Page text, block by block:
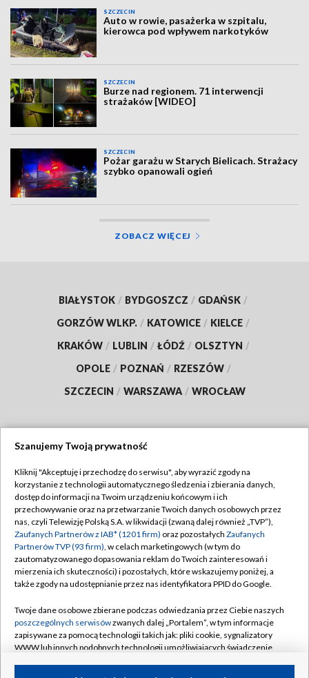
SZCZECIN
Auto w rowie, pasażerka w szpitalu,
kierowca pod wpływem narkotyków
SZCZECIN
Burze nad regionem. 71 interwencji
strażaków [WIDEO]
SZCZECIN
Pożar garażu w Starych Bielicach. Strażacy
szybko opanowali ogień
ZOBACZ WIĘCEJ
BIAŁYSTOK / BYDGOSZCZ / GDAŃSK /
GORZÓW WLKP. / KATOWICE / KIELCE /
KRAKÓW / LUBLIN / ŁÓDŹ / OLSZTYN /
OPOLE / POZNAŃ / RZESZÓW /
SZCZECIN / WARSZAWA / WROCŁAW
TVP
Abonament TVP
Emisja w TVP
Centrum informacji TVP
Naziemna Telewizja Cyfrowa
Rada Programowa
System NOS
Informacje o nadawcy
Regulamin TVP
Polityka prywatności
Moje zgody
Pomoc
Kontakt
Kanały
Szanujemy Twoją prywatność
Kliknij "Akceptuję i przechodzę do serwisu", aby wyrazić zgody na
korzystanie z technologii automatycznego śledzenia i zbierania danych,
dostęp do informacji na Twoim urządzeniu końcowym i ich
przechowywanie oraz na przetwarzanie Twoich danych osobowych przez
nas, czyli Telewizję Polską S.A. w likwidacji (zwaną dalej również „TVP”),
Zaufanych Partnerów z IAB* (1201 firm) oraz pozostałych Zaufanych
Partnerów TVP (93 firm), w celach marketingowych (w tym do
zautomatyzowanego dopasowania reklam do Twoich zainteresowań i
mierzenia ich skuteczności) i pozostałych, które wskazujemy poniżej, a
także zgody na udostępnianie przez nas identyfikatora PPID do Google.
Twoje dane osobowe zbierane podczas odwiedzania przez Ciebie naszych
poszczególnych serwisówzwanych dalej „Portalem”, w tym informacje
zapisywane za pomocą technologii takich jak: pliki cookie, sygnalizatory
WWW lub innych podobnych technologii umożliwiających świadczenie